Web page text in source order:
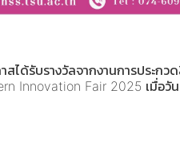
ได้รับรางวัลจากงานการประ
Innovation Fair 2025 เมื่อ